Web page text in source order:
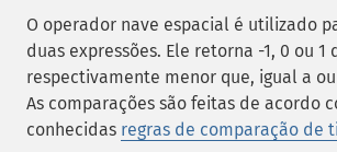
O operador nave espacial é utilizado
duas expressões. Ele retorna -1, 0 ou 1
respectivamente menor que, igual a
As comparações são feitas de acordo
conhecidas regras de comparação de